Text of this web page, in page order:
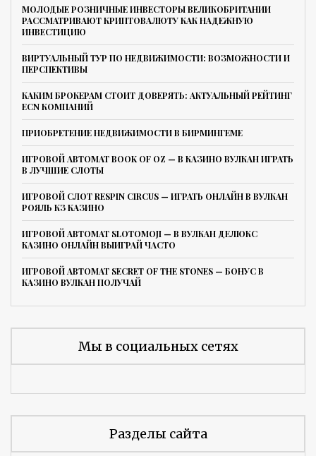
МОЛОДЫЕ РОЗНИЧНЫЕ ИНВЕСТОРЫ ВЕЛИКОБРИТАНИИ
РАССМАТРИВАЮТ КРИПТОВАЛЮТУ КАК НАДЕЖНУЮ
ИНВЕСТИЦИЮ
ВИРТУАЛЬНЫЙ ТУР ПО НЕДВИЖИМОСТИ: ВОЗМОЖНОСТИ И
ПЕРСПЕКТИВЫ
КАКИМ БРОКЕРАМ СТОИТ ДОВЕРЯТЬ: АКТУАЛЬНЫЙ РЕЙТИНГ
ECN КОМПАНИЙ
ПРИОБРЕТЕНИЕ НЕДВИЖИМОСТИ В БИРМИНГЕМЕ
ИГРОВОЙ АВТОМАТ BOOK OF OZ — В КАЗИНО ВУЛКАН ИГРАТЬ
В ЛУЧШИЕ СЛОТЫ
ИГРОВОЙ СЛОТ RESPIN CIRCUS — ИГРАТЬ ОНЛАЙН В ВУЛКАН
РОЯЛЬ КЗ КАЗИНО
ИГРОВОЙ АВТОМАТ SLOTOMOJI — В ВУЛКАН ДЕЛЮКС
КАЗИНО ОНЛАЙН ВЫИГРАЙ ЧАСТО
ИГРОВОЙ АВТОМАТ SECRET OF THE STONES — БОНУС В
КАЗИНО ВУЛКАН ПОЛУЧАЙ
Мы в социальных сетях
Разделы сайта